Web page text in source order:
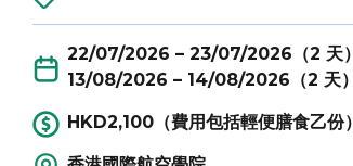
22/07/2026 – 23/07/2026（2 天）
13/08/2026 – 14/08/2026（2 天）
HKD2,100（費用包括輕便膳食乙份）